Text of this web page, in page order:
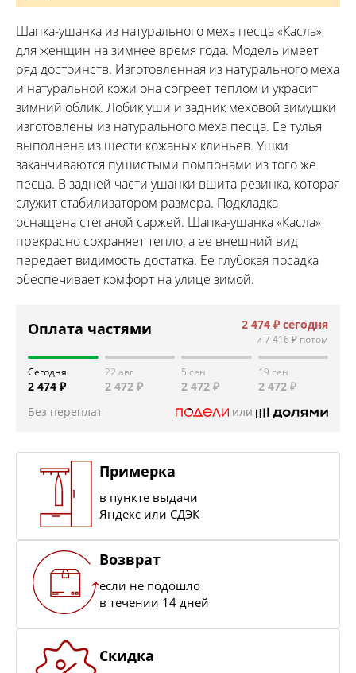
Шапка-ушанка из натурального меха песца «Касла»
для женщин на зимнее время года. Модель имеет
ряд достоинств. Изготовленная из натурального меха
и натуральной кожи она согреет теплом и украсит
зимний облик. Лобик уши и задник меховой зимушки
изготовлены из натурального меха песца. Ее тулья
выполнена из шести кожаных клиньев. Ушки
заканчиваются пушистыми помпонами из того же
песца. В задней части ушанки вшита резинка, которая
служит стабилизатором размера. Подкладка
оснащена стеганой саржей. Шапка-ушанка «Касла»
прекрасно сохраняет тепло, а ее внешний вид
передает видимость достатка. Ее глубокая посадка
обеспечивает комфорт на улице зимой.
Оплата частями 2 474 ₽ сегодня
и 7 416 ₽ потом
Сегодня
2 474 ₽
22 авг
2 472 ₽
5 сен
2 472 ₽
19 сен
2 472 ₽
Без переплат
или
Примерка
в пункте выдачи
Яндекс или СДЭК
Возврат
если не подошло
в течении 14 дней
Скидка